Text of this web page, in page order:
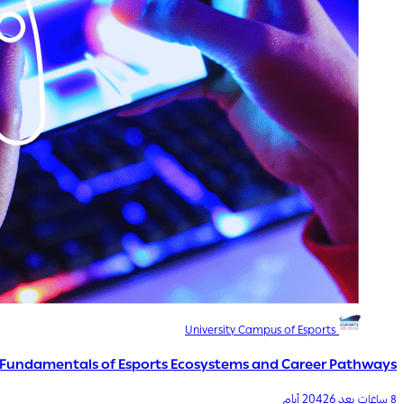
University Campus of Esports
Fundamentals of Esports Ecosystems and Career Pathways
8 ساعات